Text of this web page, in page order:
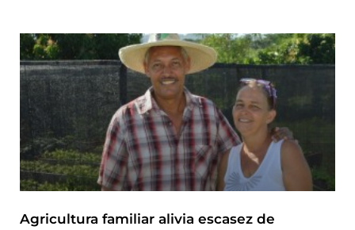
Agricultura familiar alivia escasez de